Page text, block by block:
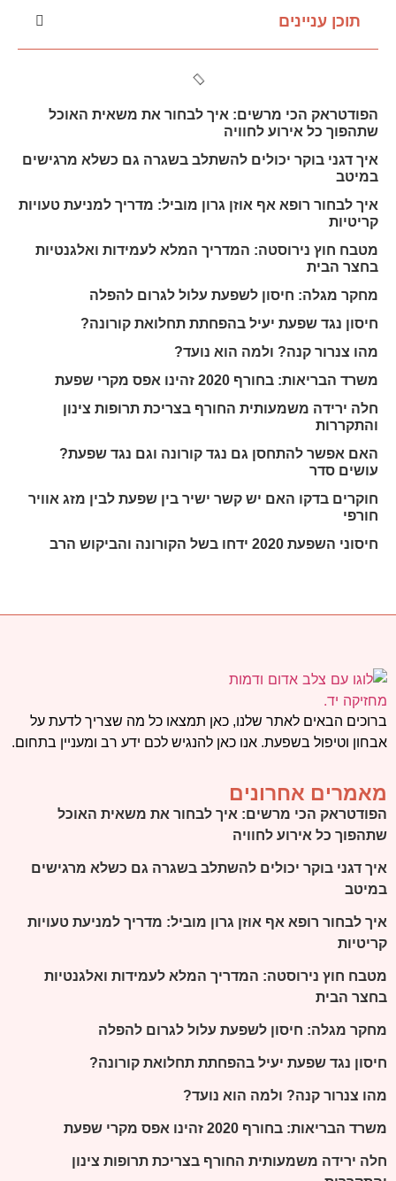
תוכן עניינים
הפודטראק הכי מרשים: איך לבחור את משאית האוכל
שתהפוך כל אירוע לחוויה
איך דגני בוקר יכולים להשתלב בשגרה גם כשלא מרגישים
במיטב
איך לבחור רופא אף אוזן גרון מוביל: מדריך למניעת טעויות
קריטיות
מטבח חוץ נירוסטה: המדריך המלא לעמידות ואלגנטיות
בחצר הבית
מחקר מגלה: חיסון לשפעת עלול לגרום להפלה
חיסון נגד שפעת יעיל בהפחתת תחלואת קורונה?
מהו צנרור קנה? ולמה הוא נועד?
משרד הבריאות: בחורף 2020 זהינו אפס מקרי שפעת
חלה ירידה משמעותית החורף בצריכת תרופות צינון
והתקררות
האם אפשר להתחסן גם נגד קורונה וגם נגד שפעת?
עושים סדר
חוקרים בדקו האם יש קשר ישיר בין שפעת לבין מזג אוויר
חורפי
חיסוני השפעת 2020 ידחו בשל הקורונה והביקוש הרב
ברוכים הבאים לאתר שלנו, כאן תמצאו כל מה שצריך לדעת על
אבחון וטיפול בשפעת. אנו כאן להנגיש לכם ידע רב ומעניין בתחום.
מאמרים אחרונים
הפודטראק הכי מרשים: איך לבחור את משאית האוכל
שתהפוך כל אירוע לחוויה
איך דגני בוקר יכולים להשתלב בשגרה גם כשלא מרגישים
במיטב
איך לבחור רופא אף אוזן גרון מוביל: מדריך למניעת טעויות
קריטיות
מטבח חוץ נירוסטה: המדריך המלא לעמידות ואלגנטיות
בחצר הבית
מחקר מגלה: חיסון לשפעת עלול לגרום להפלה
חיסון נגד שפעת יעיל בהפחתת תחלואת קורונה?
מהו צנרור קנה? ולמה הוא נועד?
משרד הבריאות: בחורף 2020 זהינו אפס מקרי שפעת
חלה ירידה משמעותית החורף בצריכת תרופות צינון